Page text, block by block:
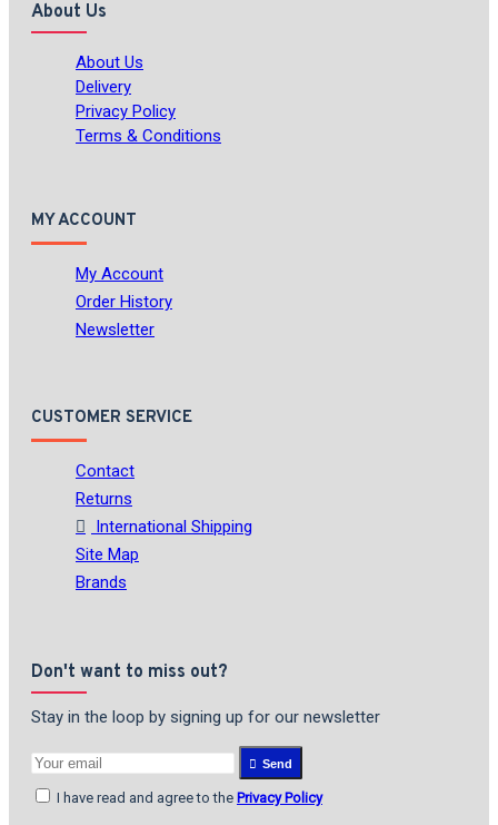
About Us
About Us
Delivery
Privacy Policy
Terms & Conditions
MY ACCOUNT
My Account
Order History
Newsletter
CUSTOMER SERVICE
Contact
Returns
International Shipping
Site Map
Brands
Don't want to miss out?
Stay in the loop by signing up for our newsletter
Send
I have read and agree to the Privacy Policy